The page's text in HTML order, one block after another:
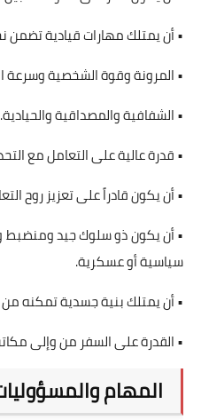
• أن يمتلك مهارات قيادية تضمن
• المرونة وقوة الشخصية وسرعة
• الشفافية والمصداقية والحيادية.
• قدرة عالية على التعامل مع
• أن يكون قادراً على تعزيز روح
• أن يكون ذو سلوك جيد ومنضبط
سياسية أو عسكرية.
• أن يمتلك بنية جسدية تمكنه من
• القدرة على السفر من وإلى
المهام